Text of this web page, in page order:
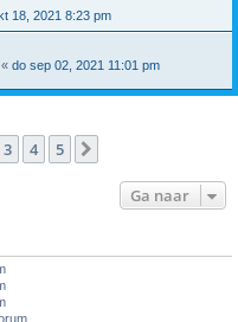
18, 2021 8:23 pm
« do sep 02, 2021 11:01 pm
3 4 5
Ga naar